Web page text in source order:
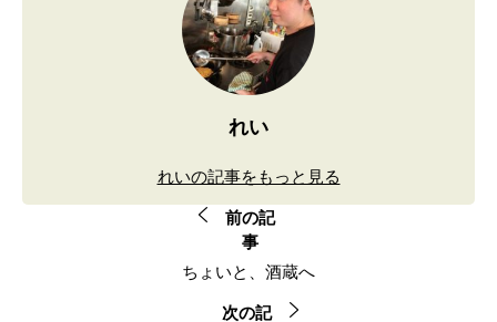
れい
れいの記事をもっと見る
前の記
事
ちょいと、酒蔵へ
次の記